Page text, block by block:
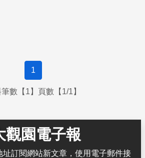
1
數【1】頁數【1/1】
觀園電子報
址訂閱網站新文章，使用電子郵件接